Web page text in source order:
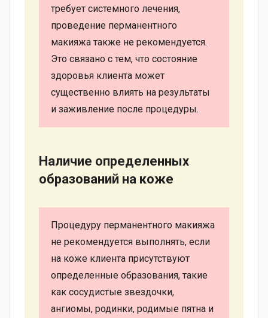
требует системного лечения,
проведение перманентного
макияжа также не рекомендуется.
Это связано с тем, что состояние
здоровья клиента может
существенно влиять на результаты
и заживление после процедуры.
Наличие определенных
образований на коже
Процедуру перманентного макияжа
не рекомендуется выполнять, если
на коже клиента присутствуют
определенные образования, такие
как сосудистые звездочки,
ангиомы, родинки, родимые пятна и